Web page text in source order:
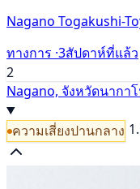
Nagano Togakushi-
ทางการ ·3สัปดาห์ที่แล้ว
2
Nagano, จังหวัดนากา
ความเสี่ยงปานกลาง